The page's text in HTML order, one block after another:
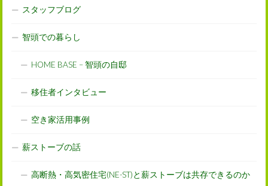
スタッフブログ
智頭での暮らし
HOME BASE – 智頭の自邸
移住者インタビュー
空き家活用事例
薪ストーブの話
高断熱・高気密住宅(NE-ST)と薪ストーブは共存できるのか